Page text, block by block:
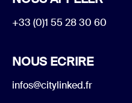
+33 (0)1 55 28 30 60
NOUS ECRIRE
infos@citylinked.fr